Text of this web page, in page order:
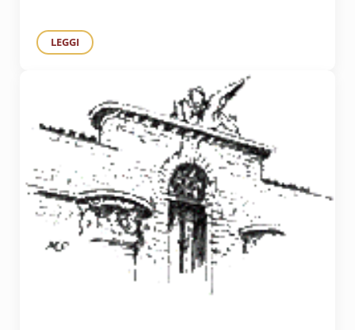
LEGGI
CIAMPI, MAZZINI E GLI OCCHIALI DI CAVOUR